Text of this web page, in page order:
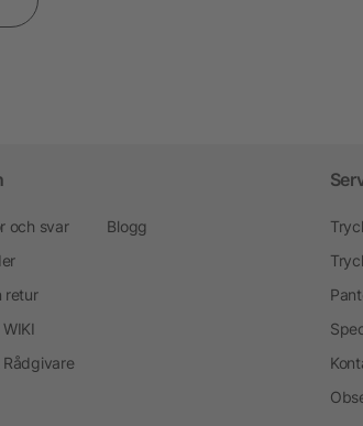
och svar
retur
Blogg